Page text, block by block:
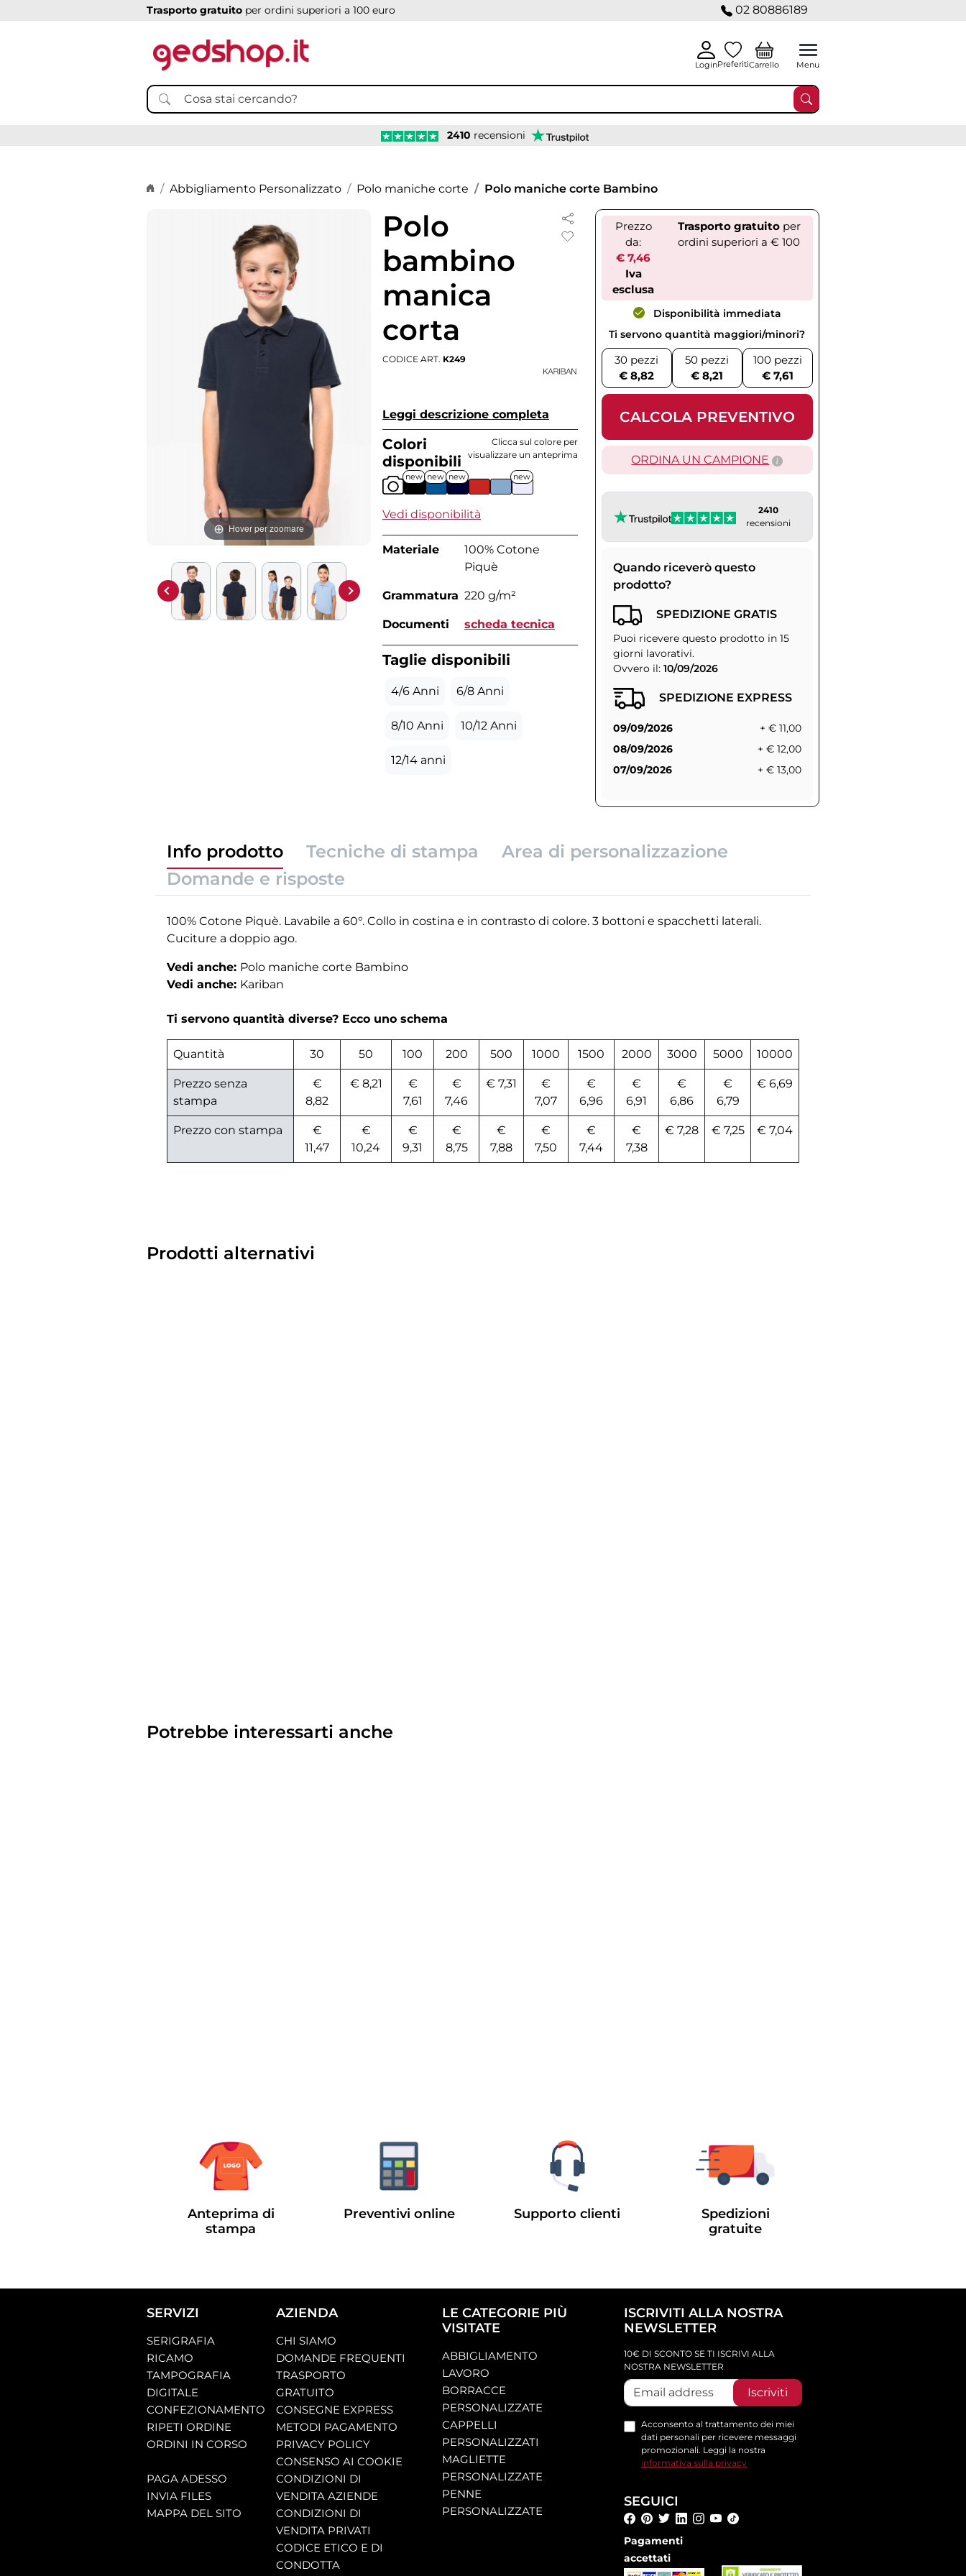
Trasporto gratuito per ordini superiori a 100 euro 02 80886189
LoginPreferitiCarrello Menu
2410 recensioni
Home page
Abbigliamento Personalizzato Polo maniche corte Polo maniche corte Bambino
Hover per zoomare
Polo
bambino
manica
corta
CODICE ART. K249
Leggi descrizione completa
Colori
disponibili
Clicca sul colore per
visualizzare un anteprima
new new new new
Vedi disponibilità
Materiale
100% Cotone
Piquè
Grammatura 220 g/m²
Documenti scheda tecnica
Taglie disponibili
4/6 Anni 6/8 Anni
8/10 Anni 10/12 Anni
12/14 anni
Prezzo
da:
€ 7,46
Iva
esclusa
Trasporto gratuitoper
ordini superiori a € 100
Disponibilità immediata
Ti servono quantità maggiori/minori?
30 pezzi
€ 8,82
50 pezzi
€ 8,21
100 pezzi
€ 7,61
CALCOLA PREVENTIVO
ORDINA UN CAMPIONE
2410
recensioni
Quando riceverò questo
prodotto?
SPEDIZIONE GRATIS
Puoi ricevere questo prodotto in 15
giorni lavorativi.
Ovvero il: 10/09/2026
SPEDIZIONE EXPRESS
09/09/2026
+ € 11,00
08/09/2026
+ € 12,00
07/09/2026
+ € 13,00
Info prodotto Tecniche di stampa
Area di personalizzazione
Domande e risposte
100% Cotone Piquè. Lavabile a 60°. Collo in costina e in contrasto di colore. 3 bottoni e spacchetti laterali.
Cuciture a doppio ago.
Vedi anche: Polo maniche corte Bambino
Vedi anche: Kariban
Ti servono quantità diverse? Ecco uno schema
Quantità 30 50 100 200 500 1000 1500 2000 3000 5000 10000
Prezzo senza
stampa
€
8,82
€ 8,21
€
7,61
€
7,46
€ 7,31
€
7,07
€
6,96
€
6,91
€
6,86
€
6,79
€ 6,69
Prezzo con stampa
€
11,47
€
10,24
€
9,31
€
8,75
€
7,88
€
7,50
€
7,44
€
7,38
€ 7,28 € 7,25 € 7,04
Prodotti alternativi
Potrebbe interessarti anche
Anteprima di
stampa
Preventivi online Supporto clienti
Spedizioni
gratuite
SERVIZI
SERIGRAFIA
RICAMO
TAMPOGRAFIA
DIGITALE
CONFEZIONAMENTO
RIPETI ORDINE
ORDINI IN CORSO
PAGA ADESSO
INVIA FILES
MAPPA DEL SITO
AZIENDA
CHI SIAMO
DOMANDE FREQUENTI
TRASPORTO
GRATUITO
CONSEGNE EXPRESS
METODI PAGAMENTO
PRIVACY POLICY
CONSENSO AI COOKIE
CONDIZIONI DI
VENDITA AZIENDE
CONDIZIONI DI
VENDITA PRIVATI
CODICE ETICO E DI
CONDOTTA
LE CATEGORIE PIÙ
VISITATE
ABBIGLIAMENTO
LAVORO
BORRACCE
PERSONALIZZATE
CAPPELLI
PERSONALIZZATI
MAGLIETTE
PERSONALIZZATE
PENNE
PERSONALIZZATE
ISCRIVITI ALLA NOSTRA
NEWSLETTER
10€ DI SCONTO SE TI ISCRIVI ALLA
NOSTRA NEWSLETTER
Iscriviti
Acconsento al trattamento dei miei
dati personali per ricevere messaggi
promozionali. Leggi la nostra
informativa sulla privacy
SEGUICI
Pagamenti
accettati